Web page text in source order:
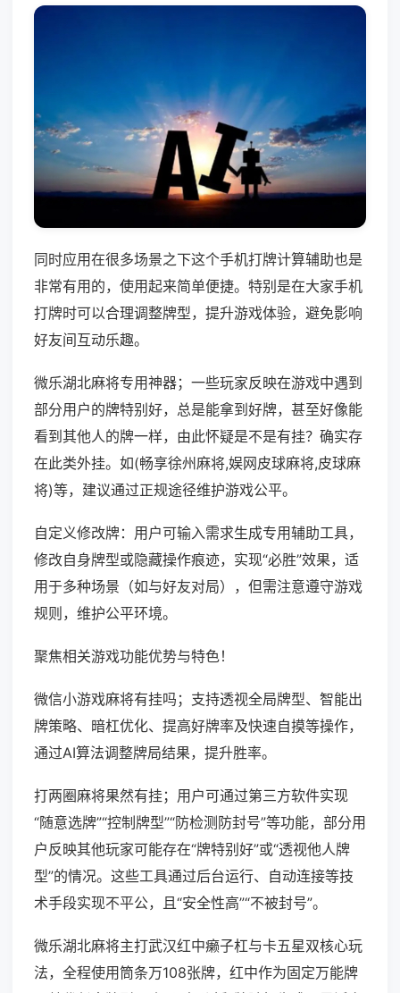
同时应用在很多场景之下这个手机打牌计算辅助也是
非常有用的，使用起来简单便捷。特别是在大家手机
打牌时可以合理调整牌型，提升游戏体验，避免影响
好友间互动乐趣。
微乐湖北麻将专用神器；一些玩家反映在游戏中遇到
部分用户的牌特别好，总是能拿到好牌，甚至好像能
看到其他人的牌一样，由此怀疑是不是有挂？确实存
在此类外挂。如(畅享徐州麻将,娱网皮球麻将,皮球麻
将)等，建议通过正规途径维护游戏公平。
自定义修改牌：用户可输入需求生成专用辅助工具，
修改自身牌型或隐藏操作痕迹，实现“必胜”效果，适
用于多种场景（如与好友对局），但需注意遵守游戏
规则，维护公平环境。
聚焦相关游戏功能优势与特色！
微信小游戏麻将有挂吗；支持透视全局牌型、智能出
牌策略、暗杠优化、提高好牌率及快速自摸等操作，
通过AI算法调整牌局结果，提升胜率。
打两圈麻将果然有挂；用户可通过第三方软件实现
“随意选牌”“控制牌型”“防检测防封号”等功能，部分用
户反映其他玩家可能存在“牌特别好”或“透视他人牌
型”的情况。这些工具通过后台运行、自动连接等技
术手段实现不平公，且“安全性高”“不被封号”。
微乐湖北麻将主打武汉红中癞子杠与卡五星双核心玩
法，全程使用筒条万108张牌，红中作为固定万能牌